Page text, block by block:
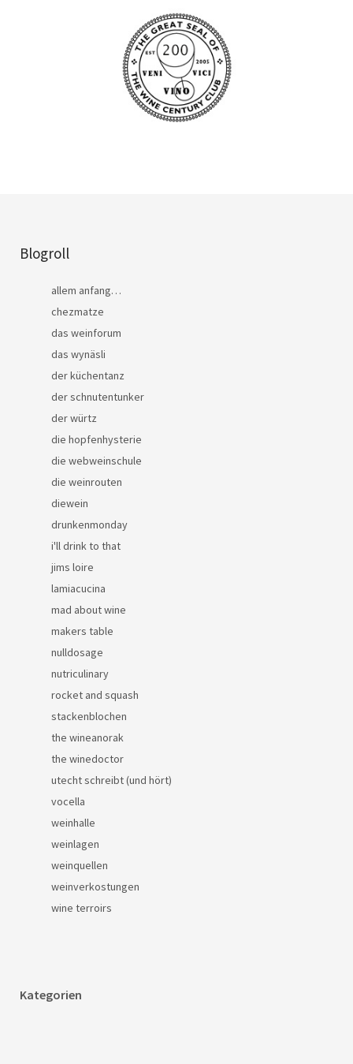
Blogroll
allem anfang…
chezmatze
das weinforum
das wynäsli
der küchentanz
der schnutentunker
der würtz
die hopfenhysterie
die webweinschule
die weinrouten
diewein
drunkenmonday
i'll drink to that
jims loire
lamiacucina
mad about wine
makers table
nulldosage
nutriculinary
rocket and squash
stackenblochen
the wineanorak
the winedoctor
utecht schreibt (und hört)
vocella
weinhalle
weinlagen
weinquellen
weinverkostungen
wine terroirs
Kategorien